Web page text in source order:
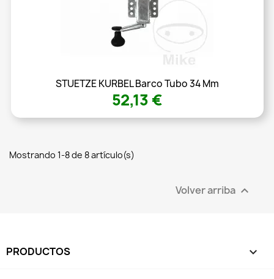
STUETZE KURBEL Barco Tubo 34 Mm
52,13 €
Mostrando 1-8 de 8 artículo(s)
Volver arriba 
PRODUCTOS 